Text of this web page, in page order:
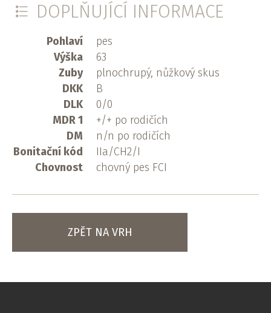
DOPLŇUJÍCÍ INFORMACE
Pohlaví
pes
Výška
63
Zuby
plnochrupý, nůžkový skus
DKK
B
DLK
0/0
MDR 1
+/+ po rodičích
DM
n/n po rodičích
Bonitační kód
IIa/CH2/I
Chovnost
chovný pes FCI
ZPĚT NA VRH